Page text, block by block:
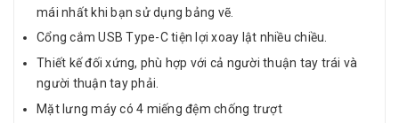
mái nhất khi bạn sử dụng bảng vẽ.
Cổng cắm USB Type-C tiện lợi xoay lật nhiều chiều.
Thiết kế đối xứng, phù hợp với cả người thuận tay trái và
người thuận tay phải.
Mặt lưng máy có 4 miếng đệm chống trượt